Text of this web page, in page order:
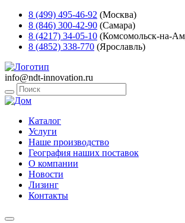
8 (499) 495-46-92 (Москва)
8 (846) 300-42-90 (Самара)
8 (4217) 34-05-10 (Комсомольск-на-
8 (4852) 338-770 (Ярославль)
info@ndt-innovation.ru
Каталог
Услуги
Наше производство
География наших поставок
О компании
Новости
Лизинг
Контакты